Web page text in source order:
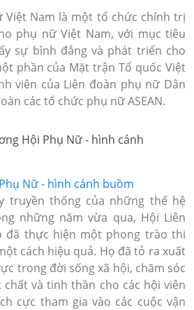
Việt Nam là một tổ chức chính trị
phụ nữ Việt Nam, với mục tiêu
sự bình đẳng và phát triển cho
phần của Mặt trận Tổ quốc Việt
viên của Liên đoàn phụ nữ Dân
các tổ chức phụ nữ ASEAN.
Nữ - hình cánh buồm
truyền thống của những thế hệ
những năm vừa qua, Hội Liên
đã thực hiện một phong trào thi
cách hiệu quả. Họ đã tỏ ra xuất
trong đời sống xã hội, chăm sóc
và tinh thần cho các hội viên
cực tham gia vào các cuộc vận